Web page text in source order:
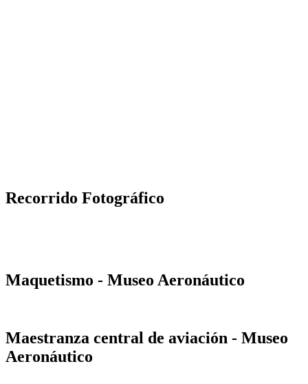
Recorrido Fotográfico
Maquetismo - Museo Aeronáutico
Maestranza central de aviación - Museo
Aeronáutico